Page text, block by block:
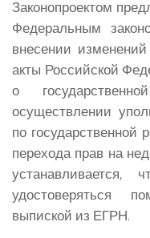
Законопроектом
Федеральным
внесении
акты Российской
о
осуществлении
по государственной
перехода прав на
устанавливается,
удостоверяться
выпиской из ЕГРН.